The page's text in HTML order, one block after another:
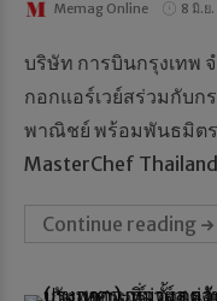
Memag Online 8 มิ.ย
บริษัท การบินกรุงเทพ
กอกแอร์เวย์สร่วมกับก
พาณิชย์ พร้อมพันธมิตร
MasterChef
Continue reading